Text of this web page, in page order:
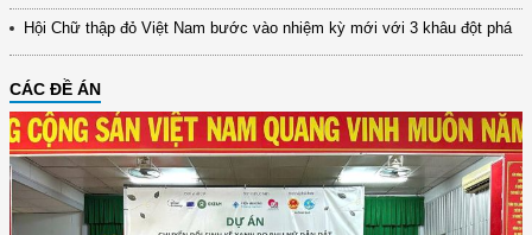
Hội Chữ thập đỏ Việt Nam bước vào nhiệm kỳ mới với 3 khâu đột phá
CÁC ĐỀ ÁN